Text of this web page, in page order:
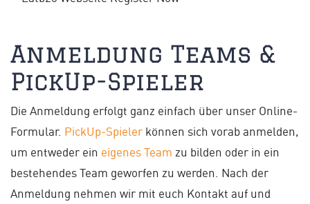
Anmeldung Teams &
PickUp-Spieler
Die Anmeldung erfolgt ganz einfach über unser Online-
Formular. PickUp-Spieler können sich vorab anmelden,
um entweder ein eigenes Team zu bilden oder in ein
bestehendes Team geworfen zu werden. Nach der
Anmeldung nehmen wir mit euch Kontakt auf und